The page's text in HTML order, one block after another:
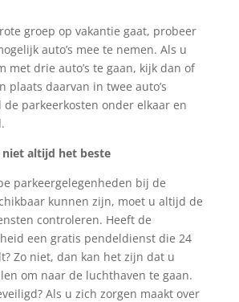
groep op vakantie gaat, probeer
auto’s mee te nemen. Als u
met drie auto’s te gaan, kijk dan of
plaats daarvan in twee auto’s
de parkeerkosten onder elkaar en
niet altijd het beste
parkeergelegenheden bij de
kunnen zijn, moet u altijd de
controleren. Heeft de
een gratis pendeldienst die 24
Zo niet, dan kan het zijn dat u
om naar de luchthaven te gaan.
Als u zich zorgen maakt over